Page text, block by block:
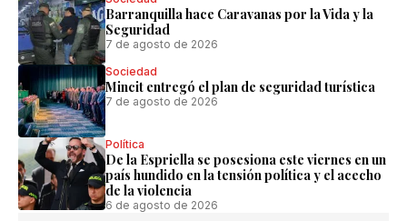
Barranquilla hace Caravanas por la Vida y la
Seguridad
7 de agosto de 2026
Sociedad
Mincit entregó el plan de seguridad turística
7 de agosto de 2026
Política
De la Espriella se posesiona este viernes en un
país hundido en la tensión política y el acecho
de la violencia
6 de agosto de 2026